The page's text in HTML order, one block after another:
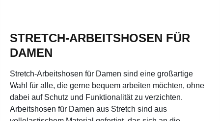
STRETCH-ARBEITSHOSEN FÜR
DAMEN
Stretch-Arbeitshosen für Damen sind eine großartige
Wahl für alle, die gerne bequem arbeiten möchten, ohne
dabei auf Schutz und Funktionalität zu verzichten.
Arbeitshosen für Damen aus Stretch sind aus